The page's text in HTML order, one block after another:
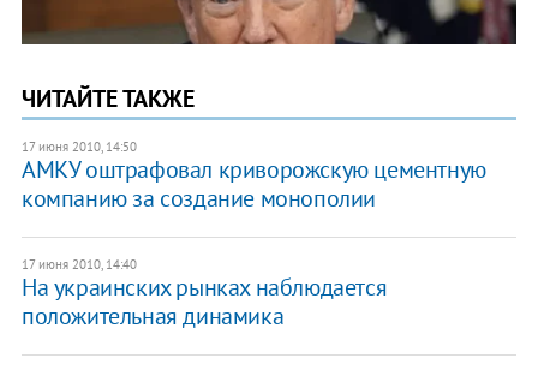
ЧИТАЙТЕ ТАКЖЕ
17 июня 2010, 14:50
АМКУ оштрафовал криворожскую цементную
компанию за создание монополии
17 июня 2010, 14:40
На украинских рынках наблюдается
положительная динамика